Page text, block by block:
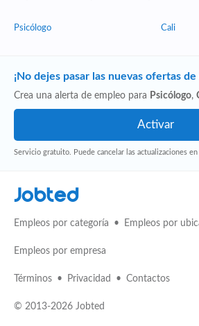
Psicólogo Cali
¡No dejes pasar las nuevas ofertas
Crea una alerta de empleo para Psicólogo,
Servicio gratuito. Puede cancelar las actualizaciones
Jobted
Empleos por categoría Empleos por
Empleos por empresa
Términos Privacidad Contactos
© 2013-2026 Jobted